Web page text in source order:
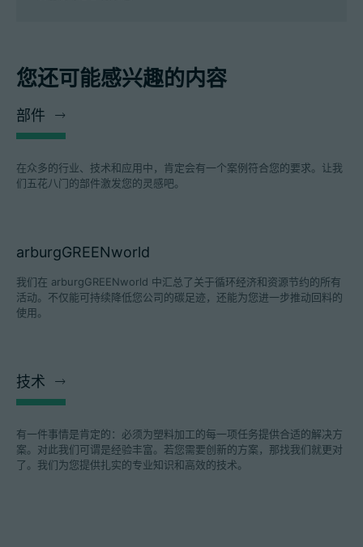
您还可能感兴趣的内容
部件
在众多的行业、技术和应用中，肯定会有一个案例符合您的要求。让我
们五花八门的部件激发您的灵感吧。
arburgGREENworld
我们在 arburgGREENworld 中汇总了关于循环经济和资源节约的所有
活动。不仅能可持续降低您公司的碳足迹，还能为您进一步推动回料的
使用。
技术
有一件事情是肯定的：必须为塑料加工的每一项任务提供合适的解决方
案。对此我们可谓是经验丰富。若您需要创新的方案，那找我们就更对
了。我们为您提供扎实的专业知识和高效的技术。